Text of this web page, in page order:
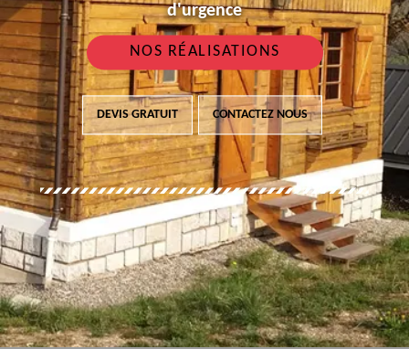
d'urgence
NOS RÉALISATIONS
DEVIS GRATUIT CONTACTEZ NOUS